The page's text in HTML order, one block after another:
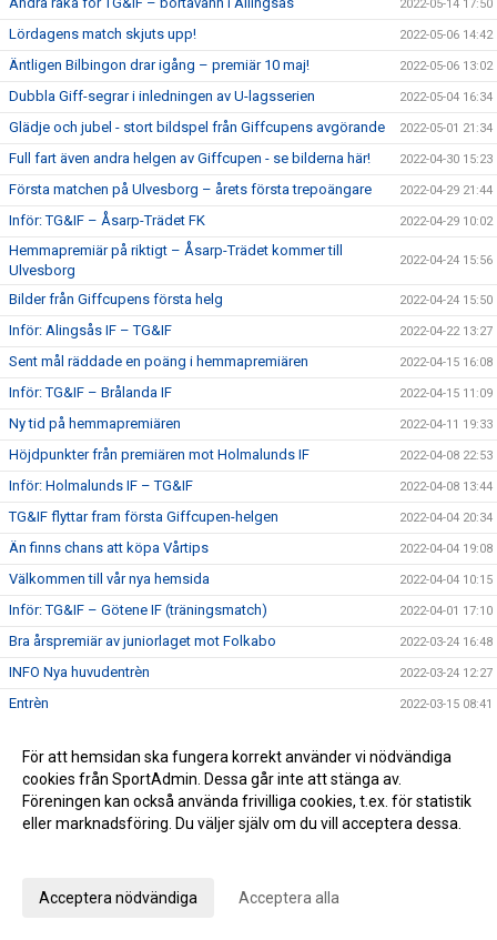
2022-05-14 17:50
Lördagens match skjuts upp! 2022-05-06 14:42
Äntligen Bilbingon drar igång – premiär 10 maj! 2022-05-06 13:02
Dubbla Giff-segrar i inledningen av U-lagsserien 2022-05-04 16:34
Glädje och jubel - stort bildspel från Giffcupens avgörande 2022-05-01 21:34
Full fart även andra helgen av Giffcupen - se bilderna här! 2022-04-30 15:23
Första matchen på Ulvesborg – årets första trepoängare 2022-04-29 21:44
Inför: TG&IF – Åsarp-Trädet FK 2022-04-29 10:02
Hemmapremiär på riktigt – Åsarp-Trädet kommer till
Ulvesborg
2022-04-24 15:56
Bilder från Giffcupens första helg 2022-04-24 15:50
Inför: Alingsås IF – TG&IF 2022-04-22 13:27
Sent mål räddade en poäng i hemmapremiären 2022-04-15 16:08
Inför: TG&IF – Brålanda IF 2022-04-15 11:09
Ny tid på hemmapremiären 2022-04-11 19:33
Höjdpunkter från premiären mot Holmalunds IF 2022-04-08 22:53
Inför: Holmalunds IF – TG&IF 2022-04-08 13:44
TG&IF flyttar fram första Giffcupen-helgen 2022-04-04 20:34
Än finns chans att köpa Vårtips 2022-04-04 19:08
Välkommen till vår nya hemsida 2022-04-04 10:15
Inför: TG&IF – Götene IF (träningsmatch) 2022-04-01 17:10
Bra årspremiär av juniorlaget mot Folkabo 2022-03-24 16:48
INFO Nya huvudentrèn 2022-03-24 12:27
Entrèn 2022-03-15 08:41
Inför: TG&IF – IK Gauthiod (träningsmatch) 2022-03-05 07:33
Inför: TG&IF – Vänersborgs FK (träningsmatch) 2022-02-25 20:12
Stadgeändringar och plusresultat – nyheterna från
TG&IF tar bort träningsavgiften för föreningens ungdomar
För att hemsidan ska fungera korrekt använder vi nödvändiga
cookies från SportAdmin. Dessa går inte att stänga av.
Föreningen kan också använda frivilliga cookies, t.ex. för statistik
eller marknadsföring. Du väljer själv om du vill acceptera dessa.
Acceptera nödvändiga Acceptera alla